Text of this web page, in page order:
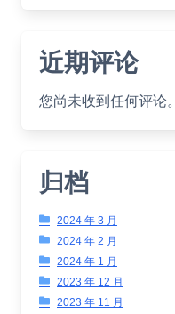
近期评论
您尚未收到任何评论。
归档
2024 年 3 月
2024 年 2 月
2024 年 1 月
2023 年 12 月
2023 年 11 月